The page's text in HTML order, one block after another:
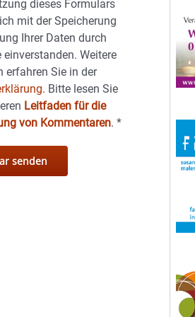
dieses Formulars
mit der Speicherung
Ihrer Daten durch
einverstanden. Weitere
erfahren Sie in der
Bitte lesen Sie
Leitfaden für die
von Kommentaren.*